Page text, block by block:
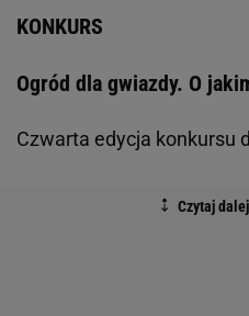
KONKURS
Ogród dla gwiazdy. O
Czwarta edycja konkursu